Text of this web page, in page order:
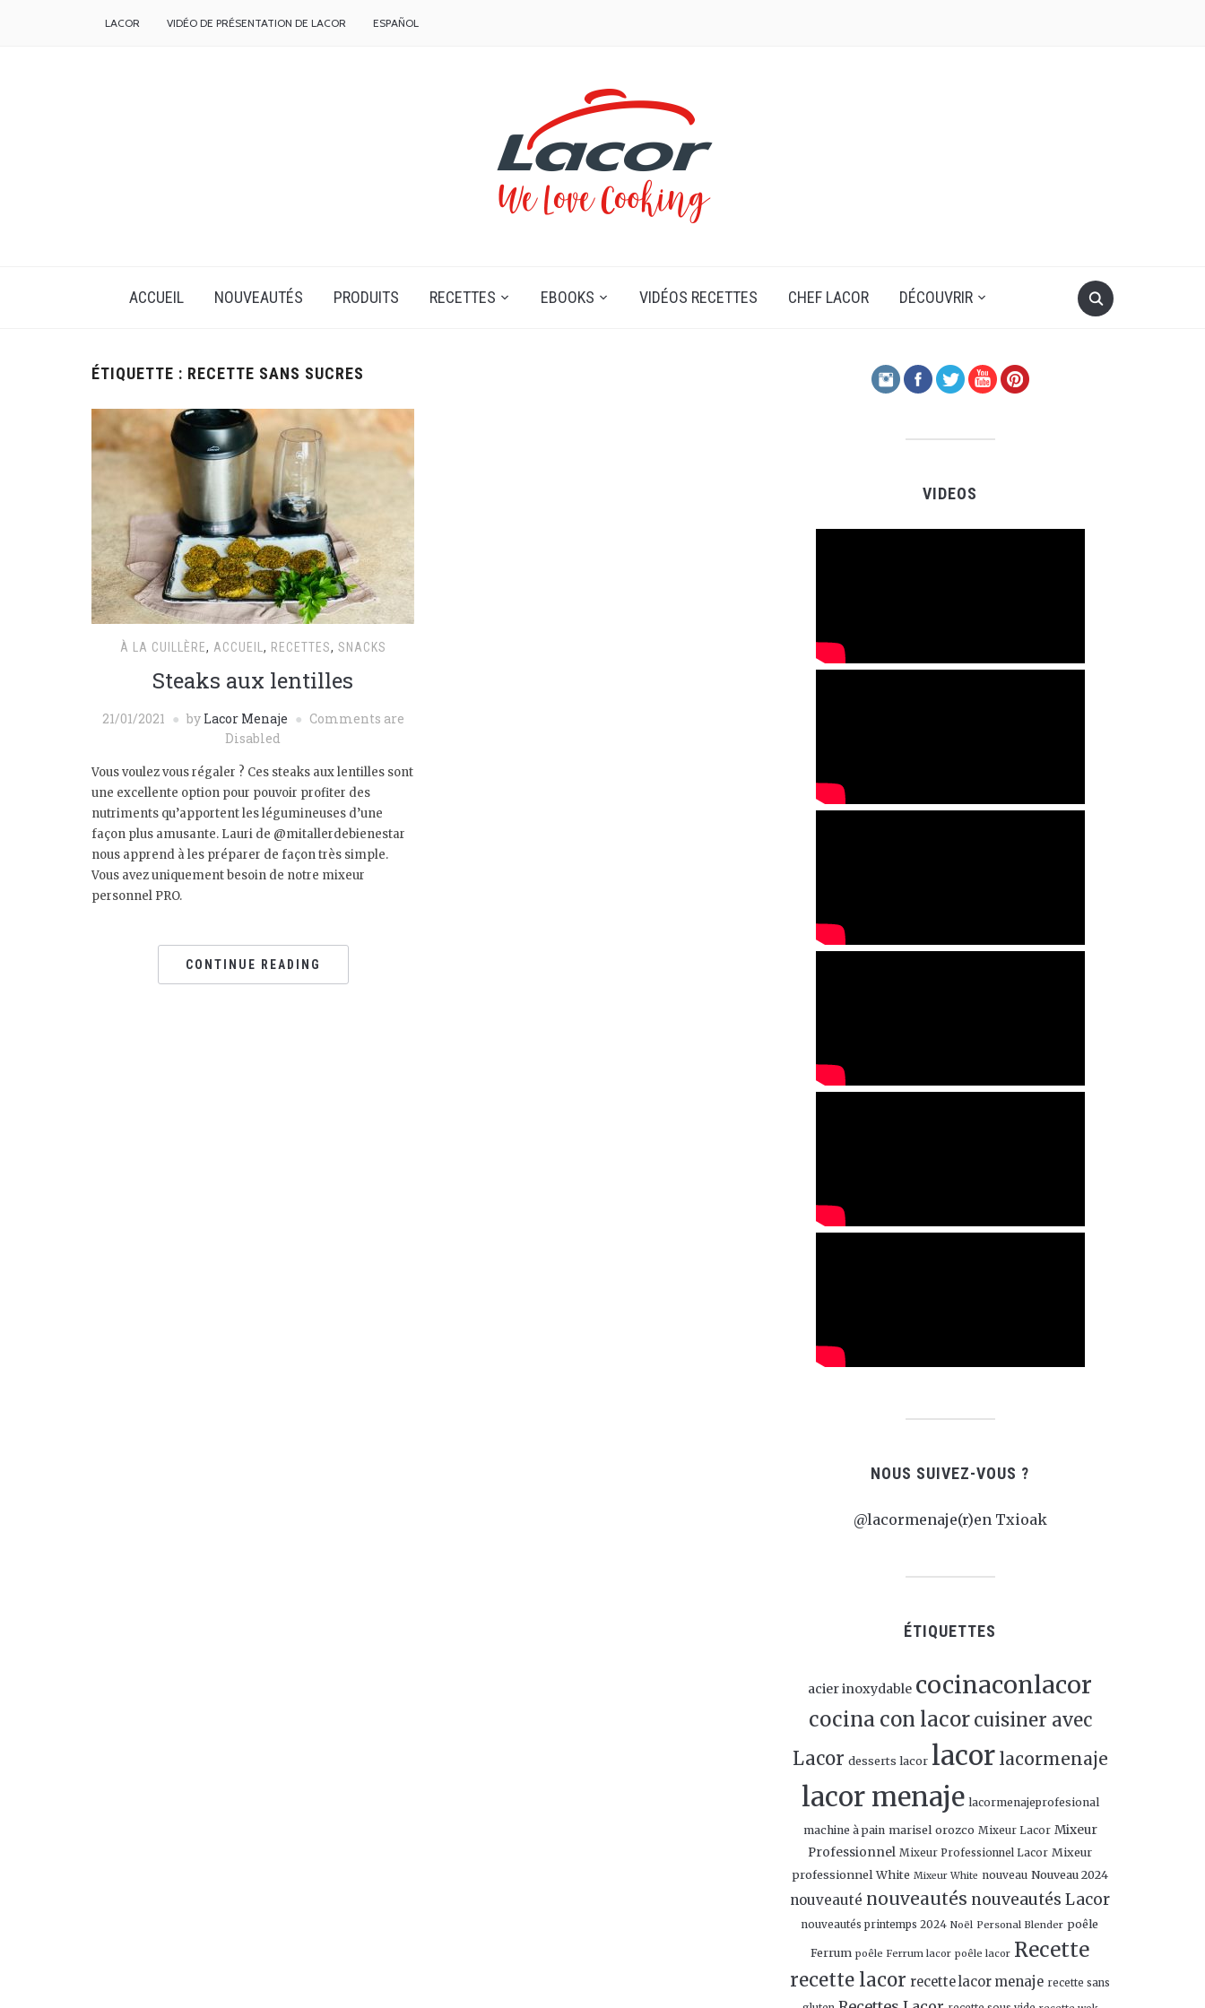
LACOR VIDÉO DE PRÉSENTATION DE LACOR ESPAÑOL
ACCUEIL NOUVEAUTÉS PRODUITS RECETTES EBOOKS VIDÉOS RECETTES CHEF LACOR DÉCOUVRIR
ÉTIQUETTE : RECETTE SANS SUCRES
À LA CUILLÈRE, ACCUEIL , RECETTES, SNACKS
Steaks aux lentilles
21/01/2021 by Lacor Menaje
Comments are
Disabled
Vous voulez vous régaler ? Ces steaks aux lentilles sont
une excellente option pour pouvoir profiter des
nutriments qu’apportent les légumineuses d’une
façon plus amusante. Lauri de @mitallerdebienestar
nous apprend à les préparer de façon très simple.
Vous avez uniquement besoin de notre mixeur
personnel PRO.
CONTINUE READING
VIDEOS
NOUS SUIVEZ-VOUS ?
@lacormenaje(r)en Txioak
ÉTIQUETTES
acier inoxydable cocinaconlacor
cocina con lacor cuisiner avec
Lacor desserts lacor lacor lacormenaje
lacor menaje lacormenajeprofesional
machine à pain marisel orozco Mixeur Lacor Mixeur
Professionnel Mixeur Professionnel Lacor Mixeur
professionnel White Mixeur White nouveau Nouveau 2024
nouveauté nouveautés nouveautés Lacor
nouveautés printemps 2024 Noël Personal Blender poêle
Ferrum poêle Ferrum lacor poêle lacor Recette
recette lacor recette lacor menaje recette sans